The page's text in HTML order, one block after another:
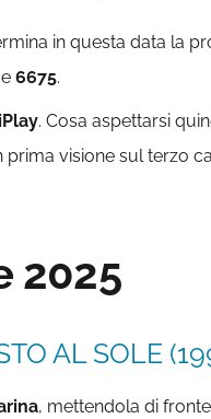
in questa data la
e 6675.
. Cosa aspettarsi
prima visione sul terzo
2025
AL SOLE
, mettendola di